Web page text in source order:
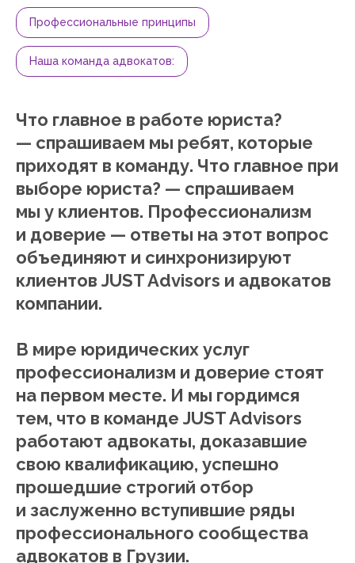
Профессиональные принципы
Наша команда адвокатов:
Что главное в работе юриста?
— спрашиваем мы ребят, которые
приходят в команду. Что главное при
выборе юриста? — спрашиваем
мы у клиентов. Профессионализм
и доверие — ответы на этот вопрос
объединяют и синхронизируют
клиентов JUST Advisors и адвокатов
компании.
В мире юридических услуг
профессионализм и доверие стоят
на первом месте. И мы гордимся
тем, что в команде JUST Advisors
работают адвокаты, доказавшие
свою квалификацию, успешно
прошедшие строгий отбор
и заслуженно вступившие ряды
профессионального сообщества
адвокатов в Грузии.